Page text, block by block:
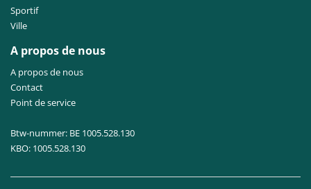
Sportif
Ville
A propos de nous
A propos de nous
Contact
Point de service
Btw-nummer: BE 1005.528.130
KBO: 1005.528.130